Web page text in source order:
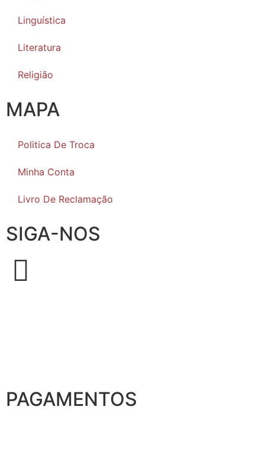
Linguística
Literatura
Religião
MAPA
Politica De Troca
Minha Conta
Livro De Reclamação
SIGA-NOS
PAGAMENTOS